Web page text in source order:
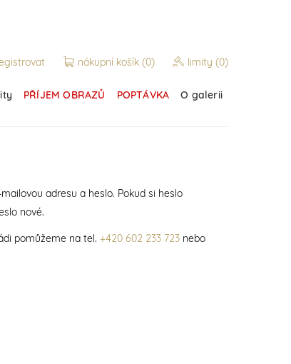
nákupní košík (0) limity (0)
PŘÍJEM OBRAZŮ POPTÁVKA O galerii
adresu a heslo. Pokud si heslo
nové.
pomůžeme na tel. +420 602 233 723nebo